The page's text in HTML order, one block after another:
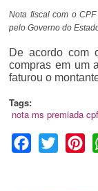
Nota fiscal com o
pelo Governo do
De acordo com
compras em um
faturou o
Tags:
nota ms premiada
Facebook
Twitter